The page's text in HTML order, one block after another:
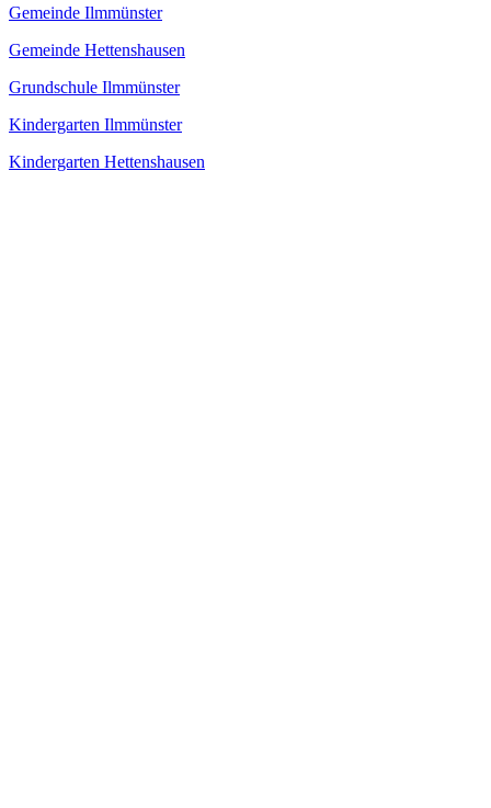
Gemeinde Ilmmünster
Gemeinde Hettenshausen
Grundschule Ilmmünster
Kindergarten Ilmmünster
Kindergarten Hettenshausen